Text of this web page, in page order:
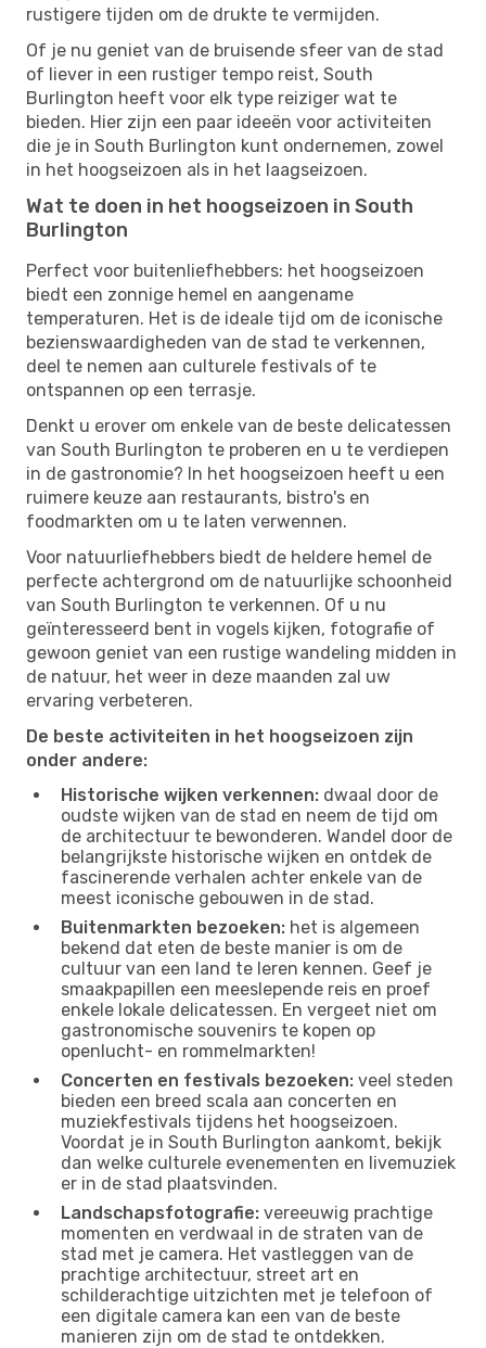
rustigere tijden om de drukte te vermijden.
Of je nu geniet van de bruisende sfeer van de stad
of liever in een rustiger tempo reist, South
Burlington heeft voor elk type reiziger wat te
bieden. Hier zijn een paar ideeën voor activiteiten
die je in South Burlington kunt ondernemen, zowel
in het hoogseizoen als in het laagseizoen.
Wat te doen in het hoogseizoen in South
Burlington
Perfect voor buitenliefhebbers: het hoogseizoen
biedt een zonnige hemel en aangename
temperaturen. Het is de ideale tijd om de iconische
bezienswaardigheden van de stad te verkennen,
deel te nemen aan culturele festivals of te
ontspannen op een terrasje.
Denkt u erover om enkele van de beste delicatessen
van South Burlington te proberen en u te verdiepen
in de gastronomie? In het hoogseizoen heeft u een
ruimere keuze aan restaurants, bistro's en
foodmarkten om u te laten verwennen.
Voor natuurliefhebbers biedt de heldere hemel de
perfecte achtergrond om de natuurlijke schoonheid
van South Burlington te verkennen. Of u nu
geïnteresseerd bent in vogels kijken, fotografie of
gewoon geniet van een rustige wandeling midden in
de natuur, het weer in deze maanden zal uw
ervaring verbeteren.
De beste activiteiten in het hoogseizoen zijn
onder andere:
Historische wijken verkennen: dwaal door de
oudste wijken van de stad en neem de tijd om
de architectuur te bewonderen. Wandel door de
belangrijkste historische wijken en ontdek de
fascinerende verhalen achter enkele van de
meest iconische gebouwen in de stad.
Buitenmarkten bezoeken: het is algemeen
bekend dat eten de beste manier is om de
cultuur van een land te leren kennen. Geef je
smaakpapillen een meeslepende reis en proef
enkele lokale delicatessen. En vergeet niet om
gastronomische souvenirs te kopen op
openlucht- en rommelmarkten!
Concerten en festivals bezoeken: veel steden
bieden een breed scala aan concerten en
muziekfestivals tijdens het hoogseizoen.
Voordat je in South Burlington aankomt, bekijk
dan welke culturele evenementen en livemuziek
er in de stad plaatsvinden.
Landschapsfotografie: vereeuwig prachtige
momenten en verdwaal in de straten van de
stad met je camera. Het vastleggen van de
prachtige architectuur, street art en
schilderachtige uitzichten met je telefoon of
een digitale camera kan een van de beste
manieren zijn om de stad te ontdekken.